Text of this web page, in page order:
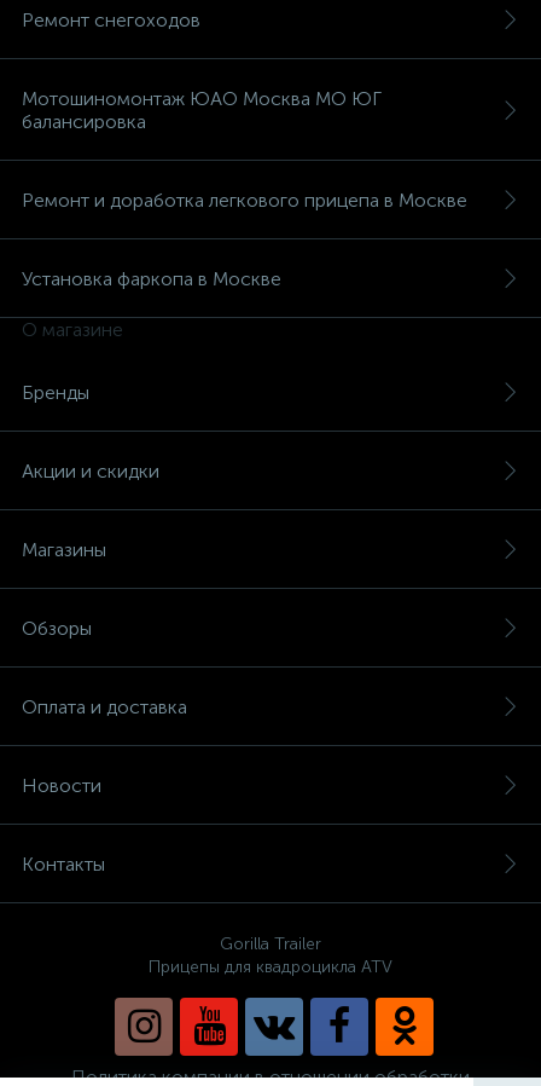
Ремонт снегоходов
Мотошиномонтаж ЮАО Москва МО ЮГ
балансировка
Ремонт и доработка легкового прицепа в Москве
Установка фаркопа в Москве
О магазине
Бренды
Акции и скидки
Магазины
Обзоры
Оплата и доставка
Новости
Контакты
Gorilla Trailer
Прицепы для квадроцикла ATV
Политика компании в отношении обработки